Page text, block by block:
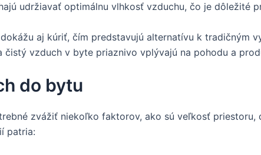
udržiavať optimálnu vlhkosť vzduchu, čo je dôležité
aj kúriť, čím predstavujú alternatívu k tradičným
čistý vzduch v byte priaznivo vplývajú na pohodu a
do bytu
zvážiť niekoľko faktorov, ako sú veľkosť priestoru,
patria: